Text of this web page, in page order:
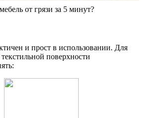
от грязи за 5 минут?
и прост в использовании. Для
поверхности